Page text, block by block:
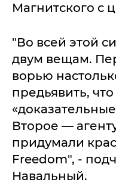
Магнитского с
"Во всей этой
двум вещам.
ворью
предьявить,
Второе —
придумали
Freedom", -
Навальный.